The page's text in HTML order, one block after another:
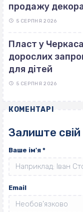
продажу
5 СЕРПНЯ 2026
Пласт у
дорослих
для дітей
5 СЕРПНЯ 2026
КОМЕНТАРІ
Залиште
Ваше ім'я *
Email